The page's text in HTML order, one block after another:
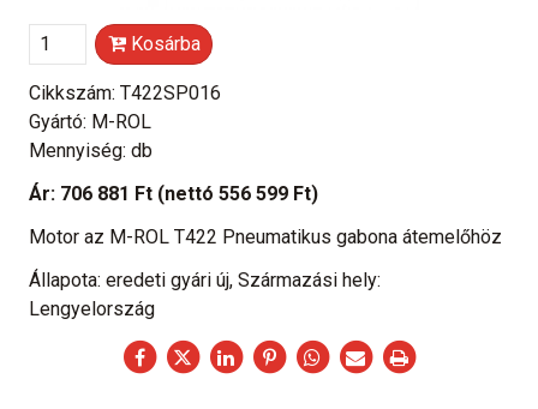
Kosárba
Cikkszám: T422SP016
Gyártó: M-ROL
Mennyiség: db
Ár: 706 881 Ft (nettó 556 599 Ft)
Motor az M-ROL T422 Pneumatikus gabona átemelőhöz
Állapota: eredeti gyári új, Származási hely:
Lengyelország